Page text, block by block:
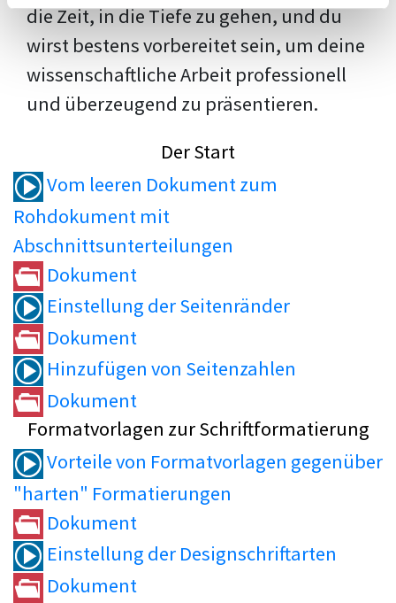
die Zeit, in die Tiefe zu gehen, und du
wirst bestens vorbereitet sein, um deine
wissenschaftliche Arbeit professionell
und überzeugend zu präsentieren.
Der Start
Vom leeren Dokument zum
Rohdokument mit
Abschnittsunterteilungen
Dokument
Einstellung der Seitenränder
Dokument
Hinzufügen von Seitenzahlen
Dokument
Formatvorlagen zur Schriftformatierung
Vorteile von Formatvorlagen gegenüber
"harten" Formatierungen
Dokument
Einstellung der Designschriftarten
Dokument